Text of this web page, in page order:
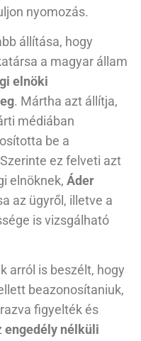
nyomozás.
állítása, hogy
a magyar állam
elnöki
. Mártha azt állítja,
médiában
be a
ez felveti azt
elnöknek, Áder
az ügyről, illetve a
is vizsgálható
arról is beszélt, hogy
beazonosítaniuk,
figyelték és
engedély nélküli